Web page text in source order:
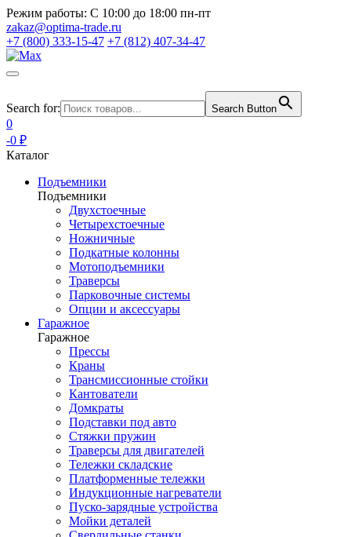
Режим работы: С 10:00 до 18:00 пн-пт
zakaz@optima-trade.ru
+7 (800) 333-15-47 +7 (812) 407-34-47
Search for: Search Button
0
-0 ₽
Каталог
Подъемники
Подъемники
Двухстоечные
Четырехстоечные
Ножничные
Подкатные колонны
Мотоподъемники
Траверсы
Парковочные системы
Опции и аксессуары
Гаражное
Гаражное
Прессы
Краны
Трансмиссионные стойки
Кантователи
Домкраты
Подставки под авто
Стяжки пружин
Траверсы для двигателей
Тележки складские
Платформенные тележки
Индукционные нагреватели
Пуско-зарядные устройства
Мойки деталей